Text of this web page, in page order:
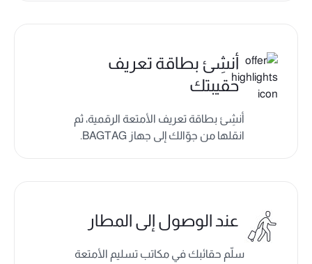
أنشِئ بطاقة تعريف
حقيبتك
أنشِئ بطاقة تعريف الأمتعة الرقمية، ثم
انقلها من جوّالك إلى جهاز BAGTAG.
عند الوصول إلى المطار
سلّم حقائبك في مكاتب تسليم الأمتعة